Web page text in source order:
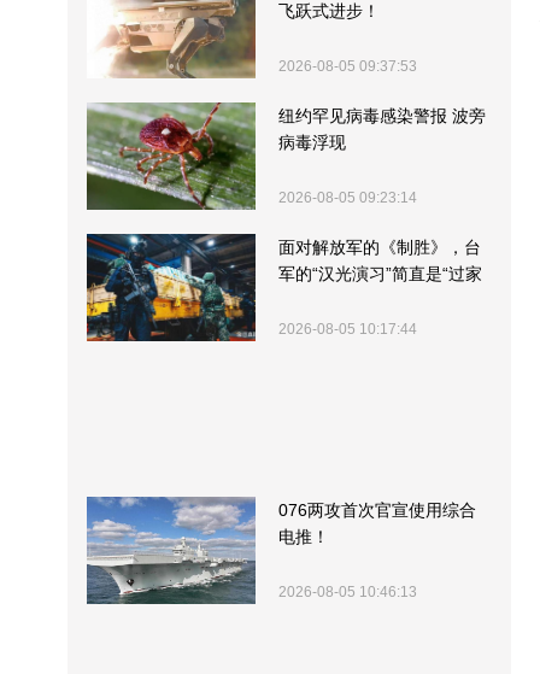
飞跃式进步！
2026-08-05 09:37:53
纽约罕见病毒感染警报 波旁
病毒浮现
2026-08-05 09:23:14
面对解放军的《制胜》，台
军的“汉光演习”简直是“过家
2026-08-05 10:17:44
076两攻首次官宣使用综合
电推！
2026-08-05 10:46:13